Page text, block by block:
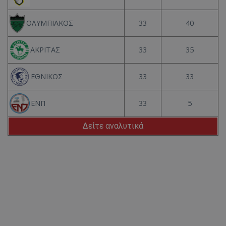
ΟΛΥΜΠΙΑΚΟΣ 33 40
ΑΚΡΙΤΑΣ 33 35
ΕΘΝΙΚΟΣ 33 33
ΕΝΠ 33 5
Δείτε αναλυτικά